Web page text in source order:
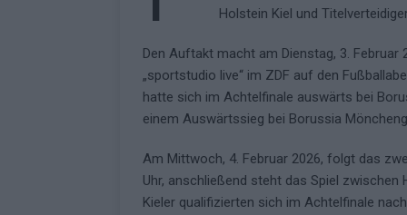
KOMMENTAR
Holstein Kiel und
Den Auftakt macht am Dienstag, 3. Februar
„sportstudio live“ im ZDF auf den
hatte sich im Achtelfinale auswärts bei
einem Auswärtssieg bei Borussia
Am Mittwoch, 4. Februar 2026, folgt das
Uhr, anschließend steht das Spiel
Kieler qualifizierten sich im Achtelfinale